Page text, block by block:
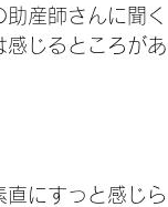
産師さんに聞く
感じるところがあ
にすっと感じら